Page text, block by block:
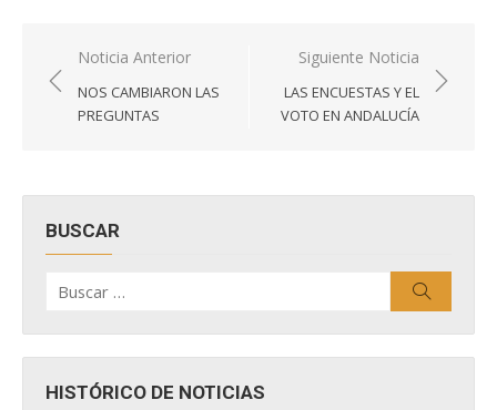
Navegación
de
entradas
Noticia Anterior
NOS CAMBIARON LAS
PREGUNTAS
Siguiente Noticia
LAS ENCUESTAS Y EL
VOTO EN ANDALUCÍA
BUSCAR
por:
HISTÓRICO DE NOTICIAS